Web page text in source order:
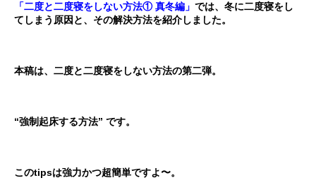
「二度と二度寝をしない方法① 真冬編」 では、冬に二度寝をし
てしまう原因と、その解決方法を紹介しました。
本稿は、二度と二度寝をしない方法の第二弾。
“強制起床する方法” です。
このtipsは強力かつ超簡単ですよ〜。